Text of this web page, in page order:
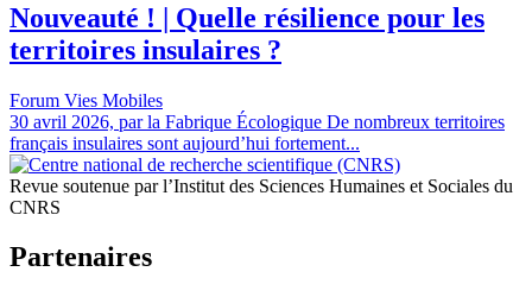
Nouveauté ! | Quelle résilience pour les
territoires insulaires ?
Forum Vies Mobiles
30 avril 2026, par la Fabrique Écologique De nombreux territoires
français insulaires sont aujourd’hui fortement...
Revue soutenue par l’Institut des Sciences Humaines et Sociales du
CNRS
Partenaires